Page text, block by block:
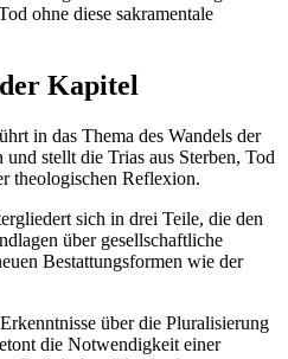
ohne diese sakramentale
Kapitel
in das Thema des Wandels der
stellt die Trias aus Sterben, Tod
theologischen Reflexion.
sich in drei Teile, die den
über gesellschaftliche
Bestattungsformen wie der
über die Pluralisierung
die Notwendigkeit einer